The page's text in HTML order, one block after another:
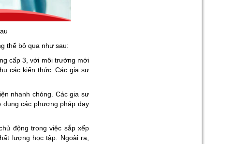
thể bỏ qua như sau:
cấp 3, với môi trường mới
các kiến thức. Các gia sư
nhanh chóng. Các gia sư
các phương pháp dạy
động trong việc sắp xếp
lượng học tập. Ngoài ra,